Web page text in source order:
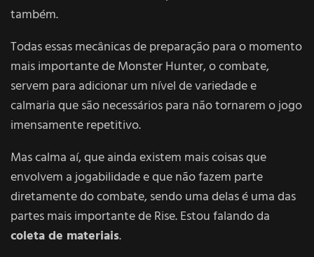
também.
Todas essas mecânicas de preparação para o momento
mais importante de Monster Hunter, o combate,
servem para adicionar um nível de variedade e
calmaria que são necessários para não tornarem o jogo
imensamente repetitivo.
Mas calma aí, que ainda existem mais coisas que
envolvem a jogabilidade e que não fazem parte
diretamente do combate, sendo uma delas é uma das
partes mais importante de Rise. Estou falando da
coleta de materiais.